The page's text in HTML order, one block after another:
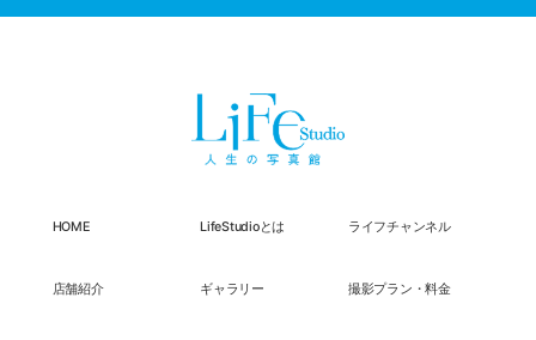
HOME LifeStudioとは ライフチャンネル
店舗紹介 ギャラリー 撮影プラン・料金